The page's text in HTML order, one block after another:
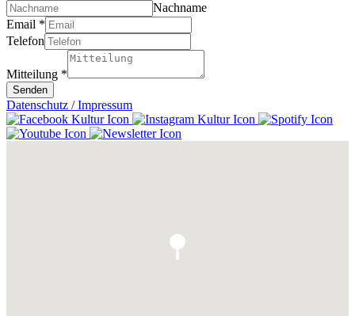
Nachname
Email *
Telefon
Mitteilung *
Senden
Datenschutz / Impressum